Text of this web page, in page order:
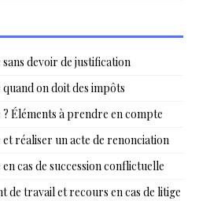
devoir de justification
on doit des impôts
Éléments à prendre en compte
réaliser un acte de renonciation
cas de succession conflictuelle
de travail et recours en cas de litige